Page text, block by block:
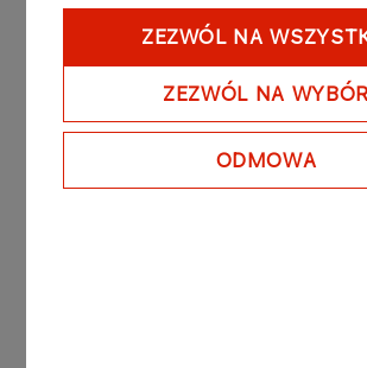
ZEZWÓL NA
ZEZWÓL NA
ODMOWA
AKTUALNOŚCI
Studia podyplomowe